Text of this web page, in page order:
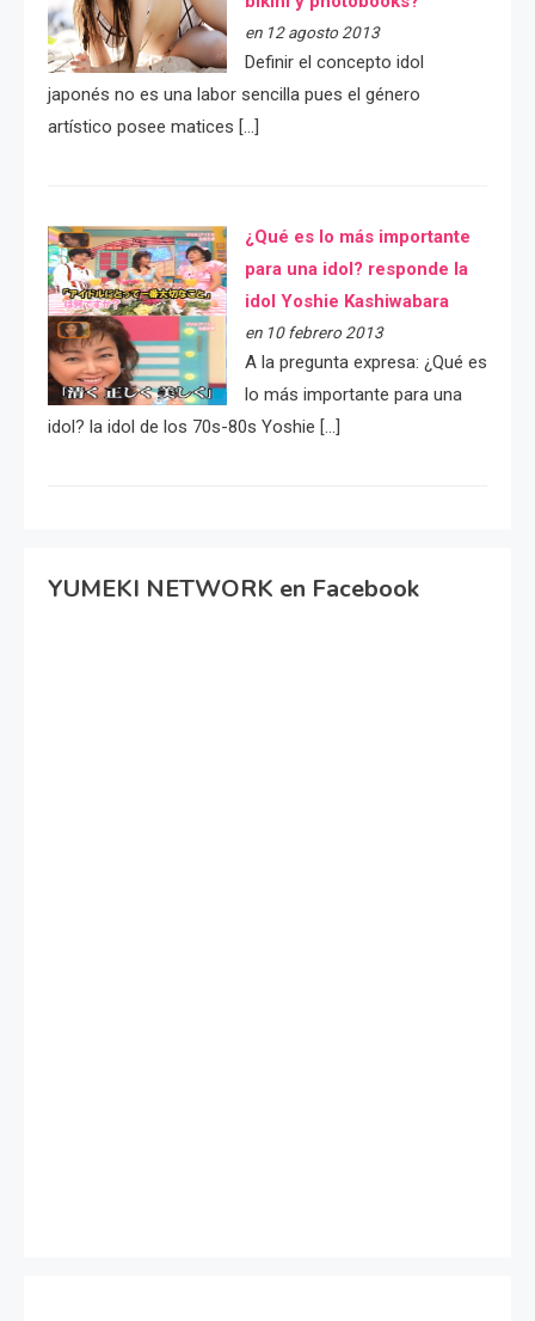
en 12 agosto 2013
Definir el concepto idol
japonés no es una labor sencilla pues el género
artístico posee matices […]
¿Qué es lo más importante
para una idol? responde la
idol Yoshie Kashiwabara
en 10 febrero 2013
A la pregunta expresa: ¿Qué es
lo más importante para una
idol? la idol de los 70s-80s Yoshie […]
YUMEKI NETWORK en Facebook